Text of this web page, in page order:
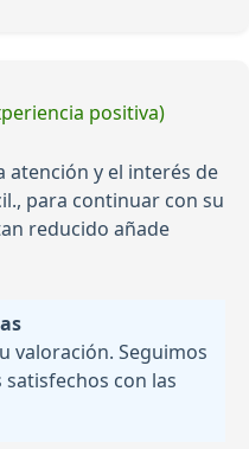
positiva)
atención y el interés de
para continuar con su
reducido añade
valoración. Seguimos
con las